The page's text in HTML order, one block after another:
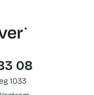
08
1033